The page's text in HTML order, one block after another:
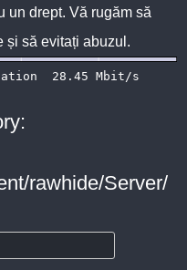
un drept. Vă rugăm să
și să evitați abuzul.
rawhide/Server/